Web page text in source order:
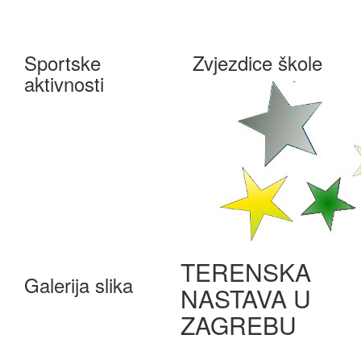
Sportske
aktivnosti
Zvjezdice škole
Galerija slika TERENSKA
NASTAVA U
ZAGREBU